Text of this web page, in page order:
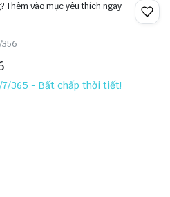
Thêm vào mục yêu thích ngay
7/365 - Bất chấp thời tiết!